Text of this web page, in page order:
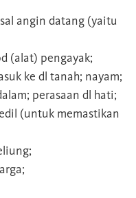
angin datang (yaitu
(alat) pengayak;
ke dl tanah; nayam;
perasaan dl hati;
(untuk memastikan